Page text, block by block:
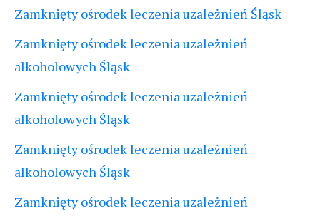
Zamknięty ośrodek leczenia uzależnień Śląsk
Zamknięty ośrodek leczenia uzależnień
alkoholowych Śląsk
Zamknięty ośrodek leczenia uzależnień
alkoholowych Śląsk
Zamknięty ośrodek leczenia uzależnień
alkoholowych Śląsk
Zamknięty ośrodek leczenia uzależnień